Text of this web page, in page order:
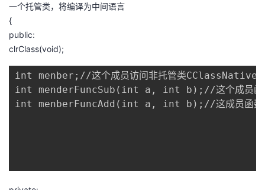
一个托管类，将编译为中间语言
{
public:
clrClass(void);
int menber;//这个成员访问非托管类CClassNative的公
int menderFuncSub(int a, int b);//这个成员函数
int menberFuncAdd(int a, int b);//这成员函